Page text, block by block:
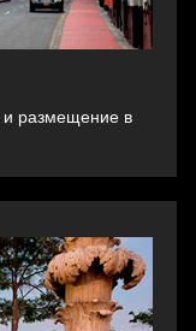
и pазмещение в